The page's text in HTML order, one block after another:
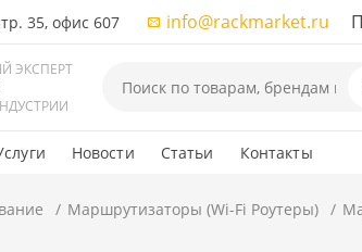
35, офис 607 info@rackmarket.ru
ЭКСПЕРТ
Новости Статьи Контакты
Маршрутизаторы (Wi-Fi Роутеры)